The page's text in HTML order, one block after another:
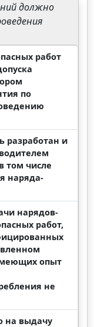
должно
работ
по
разработан и
том числе
наряда-
нарядов-
работ,
опыт
не
на выдачу